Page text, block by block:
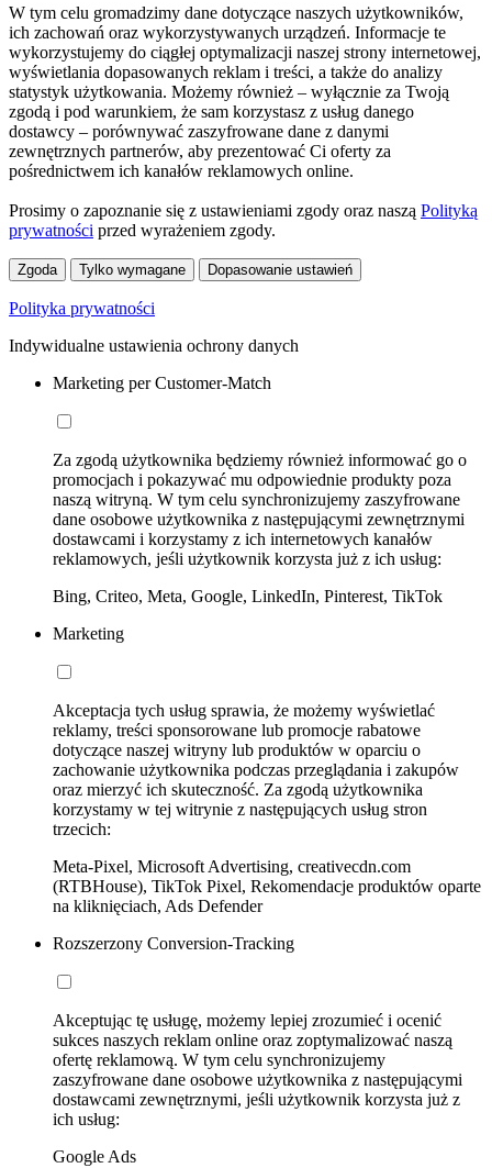
W tym celu gromadzimy dane dotyczące naszych użytkowników,
ich zachowań oraz wykorzystywanych urządzeń. Informacje te
wykorzystujemy do ciągłej optymalizacji naszej strony internetowej,
wyświetlania dopasowanych reklam i treści, a także do analizy
statystyk użytkowania. Możemy również – wyłącznie za Twoją
zgodą i pod warunkiem, że sam korzystasz z usług danego
dostawcy – porównywać zaszyfrowane dane z danymi
zewnętrznych partnerów, aby prezentować Ci oferty za
pośrednictwem ich kanałów reklamowych online.
Prosimy o zapoznanie się z ustawieniami zgody oraz naszą Polityką
prywatności przed wyrażeniem zgody.
Zgoda Tylko wymagane Dopasowanie ustawień
Polityka prywatności
Indywidualne ustawienia ochrony danych
Marketing per Customer-Match
Za zgodą użytkownika będziemy również informować go o
promocjach i pokazywać mu odpowiednie produkty poza
naszą witryną. W tym celu synchronizujemy zaszyfrowane
dane osobowe użytkownika z następującymi zewnętrznymi
dostawcami i korzystamy z ich internetowych kanałów
reklamowych, jeśli użytkownik korzysta już z ich usług:
Bing, Criteo, Meta, Google, LinkedIn, Pinterest, TikTok
Marketing
Akceptacja tych usług sprawia, że możemy wyświetlać
reklamy, treści sponsorowane lub promocje rabatowe
dotyczące naszej witryny lub produktów w oparciu o
zachowanie użytkownika podczas przeglądania i zakupów
oraz mierzyć ich skuteczność. Za zgodą użytkownika
korzystamy w tej witrynie z następujących usług stron
trzecich:
Meta-Pixel, Microsoft Advertising, creativecdn.com
(RTBHouse), TikTok Pixel, Rekomendacje produktów oparte
na kliknięciach, Ads Defender
Rozszerzony Conversion-Tracking
Akceptując tę usługę, możemy lepiej zrozumieć i ocenić
sukces naszych reklam online oraz zoptymalizować naszą
ofertę reklamową. W tym celu synchronizujemy
zaszyfrowane dane osobowe użytkownika z następującymi
dostawcami zewnętrznymi, jeśli użytkownik korzysta już z
ich usług:
Google Ads